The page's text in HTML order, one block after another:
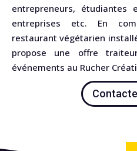
entrepreneurs, étudiantes
entreprises etc. En
restaurant végétarien
propose une offre
événements au Rucher